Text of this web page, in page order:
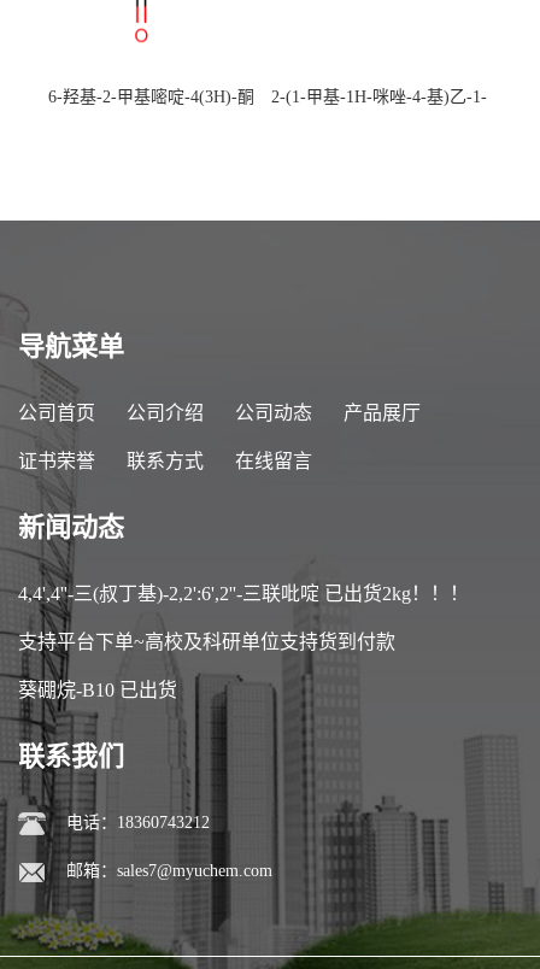
6-羟基-2-甲基嘧啶-4(3H)-酮
2-(1-甲基-1H-咪唑-4-基)乙-1-
导航菜单
公司首页 公司介绍 公司动态 产品展厅
证书荣誉 联系方式 在线留言
新闻动态
4,4',4''-三(叔丁基)-2,2':6',2''-三联吡啶 已出货2kg！！！
支持平台下单~高校及科研单位支持货到付款
葵硼烷-B10 已出货
联系我们
电话：18360743212
邮箱： sales7@myuchem.com